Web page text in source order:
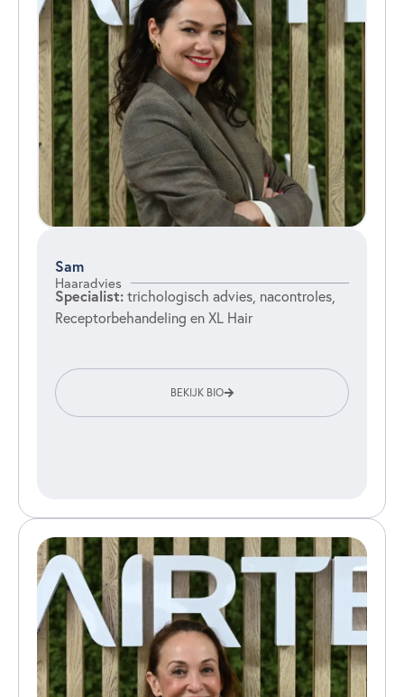
Sam
Haaradvies
Specialist: trichologisch advies, nacontroles,
Receptorbehandeling en XL Hair
BEKIJK BIO